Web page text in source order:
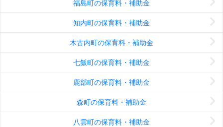
福島町の保育料・補助金
知内町の保育料・補助金
木古内町の保育料・補助金
七飯町の保育料・補助金
鹿部町の保育料・補助金
森町の保育料・補助金
八雲町の保育料・補助金